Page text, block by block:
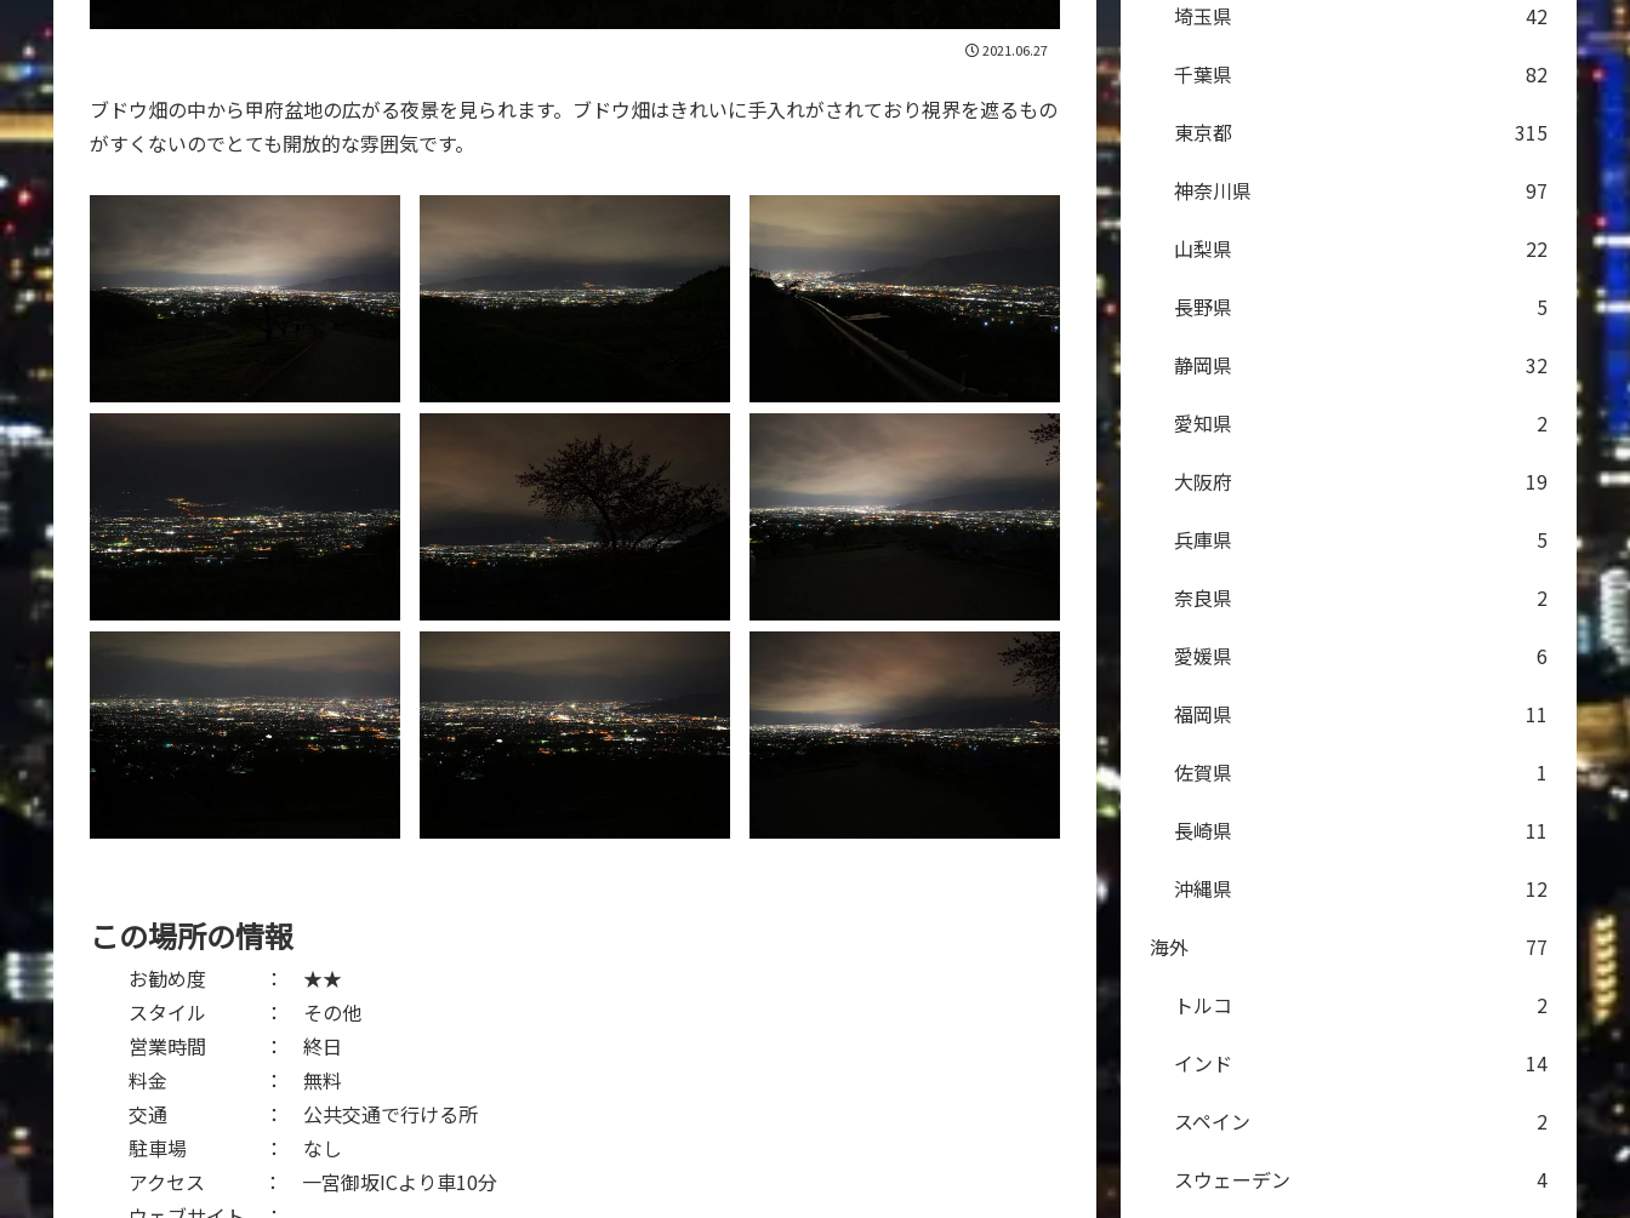
2021.06.27
ブドウ畑の中から甲府盆地の広がる夜景を見られます。ブドウ畑はきれいに手入れがされており視界を遮るもの
がすくないのでとても開放的な雰囲気です。
この場所の情報
お勧め度 ： ★★
スタイル ： その他
営業時間 ： 終日
料金 ： 無料
交通 ： 公共交通で行ける所
駐車場 ： なし
アクセス ： 一宮御坂ICより車10分
埼玉県
42
千葉県
82
東京都
315
神奈川県
97
山梨県
22
長野県
5
静岡県
32
愛知県
2
大阪府
19
兵庫県
5
奈良県
2
愛媛県
6
福岡県
11
佐賀県
1
長崎県
11
沖縄県
12
海外
77
トルコ
2
インド
14
スペイン
2
スウェーデン
4